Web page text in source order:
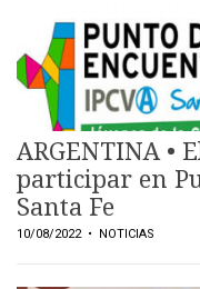
ARGENTINA •
participar en
Santa Fe
10/08/2022• NOTICIAS